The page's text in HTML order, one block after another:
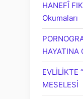
HANEFÎ
Okumaları
HAYATINA
EVLİLİKTE
MESELESİ